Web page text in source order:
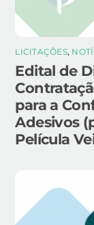
LICITAÇÕES,
Edital de
para a
Adesivos
Película